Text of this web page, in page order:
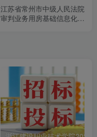
江苏省常州市中级人民法院
审判业务用房基础信息化项